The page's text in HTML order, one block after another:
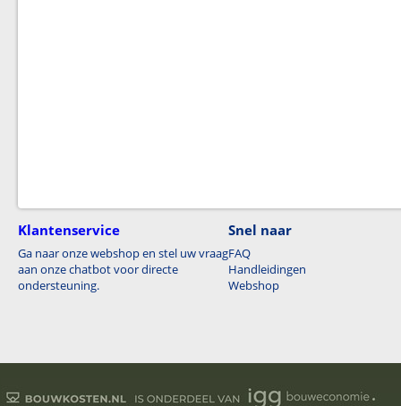
Klantenservice
Ga naar onze webshop en stel uw vraag
aan onze chatbot voor directe
ondersteuning.
Snel naar
FAQ
Handleidingen
Webshop